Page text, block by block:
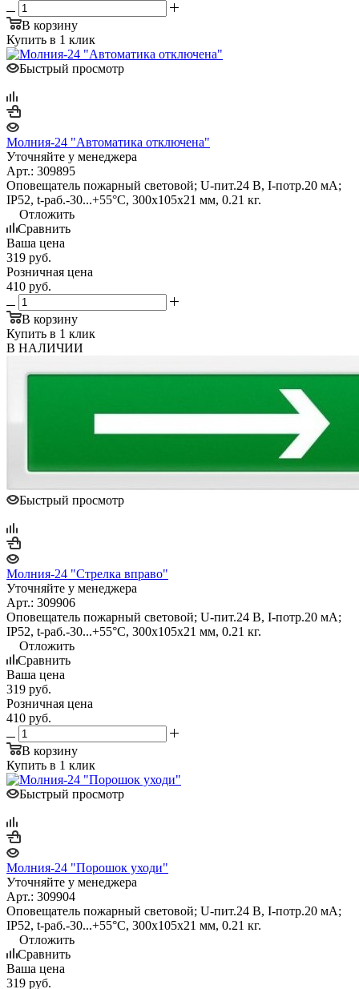
В корзину
Купить в 1 клик
Быстрый просмотр
Молния-24 "Автоматика отключена"
Уточняйте у менеджера
Арт.: 309895
Оповещатель пожарный световой; U-пит.24 В, I-потр.20 мА;
IP52, t-раб.-30...+55°С, 300х105х21 мм, 0.21 кг.
Отложить
Сравнить
Ваша цена
319 руб.
Розничная цена
410 руб.
В корзину
Купить в 1 клик
В НАЛИЧИИ
Быстрый просмотр
Молния-24 "Стрелка вправо"
Уточняйте у менеджера
Арт.: 309906
Оповещатель пожарный световой; U-пит.24 В, I-потр.20 мА;
IP52, t-раб.-30...+55°С, 300х105х21 мм, 0.21 кг.
Отложить
Сравнить
Ваша цена
319 руб.
Розничная цена
410 руб.
В корзину
Купить в 1 клик
Быстрый просмотр
Молния-24 "Порошок уходи"
Уточняйте у менеджера
Арт.: 309904
Оповещатель пожарный световой; U-пит.24 В, I-потр.20 мА;
IP52, t-раб.-30...+55°С, 300х105х21 мм, 0.21 кг.
Отложить
Сравнить
Ваша цена
319 руб.